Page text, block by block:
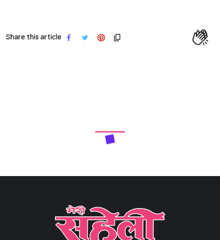
Share this article